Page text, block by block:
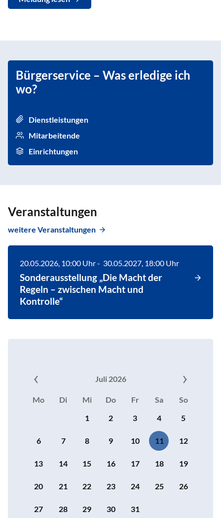
Bürgerservice – Was erledige ich
wo?
Dienstleistungen
Mitarbeitende
Einrichtungen
Veranstaltungen
weitere Veranstaltungen
20.05.2026, 10:00 Uhr- 30.05.2027, 18:00 Uhr
Sonderausstellung „Die Macht der
Regeln – zwischen Macht und
Kontrolle“
Juli 2026
Mo Di Mi Do Fr Sa
So
1
2 3 4 5
6 7 8 9 10 11 12
13 14 15 16 17 18 19
20 21 22 23 24 25 26
27 28 29 30 31